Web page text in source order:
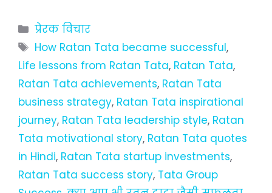
Categories
प्रेरक विचार
Tags
How Ratan Tata became successful,
Life lessons from Ratan Tata, Ratan Tata,
Ratan Tata achievements, Ratan Tata
business strategy, Ratan Tata inspirational
journey, Ratan Tata leadership style, Ratan
Tata motivational story, Ratan Tata quotes
in Hindi, Ratan Tata startup investments,
Ratan Tata success story, Tata Group